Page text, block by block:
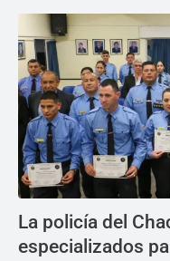
La policía del
especializados